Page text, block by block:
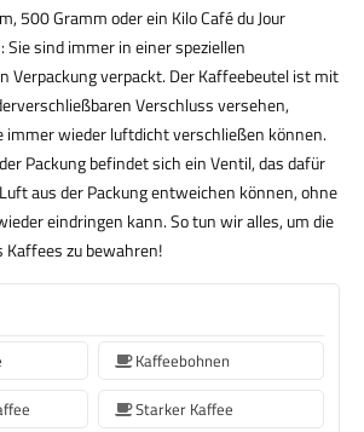
500 Gramm oder ein Kilo Café du Jour
sind immer in einer speziellen
Verpackung verpackt. Der Kaffeebeutel ist mit
Verschluss versehen,
immer wieder luftdicht verschließen können.
Packung befindet sich ein Ventil, das dafür
aus der Packung entweichen können, ohne
eindringen kann. So tun wir alles, um die
Kaffees zu bewahren!
Kaffeebohnen
Starker Kaffee